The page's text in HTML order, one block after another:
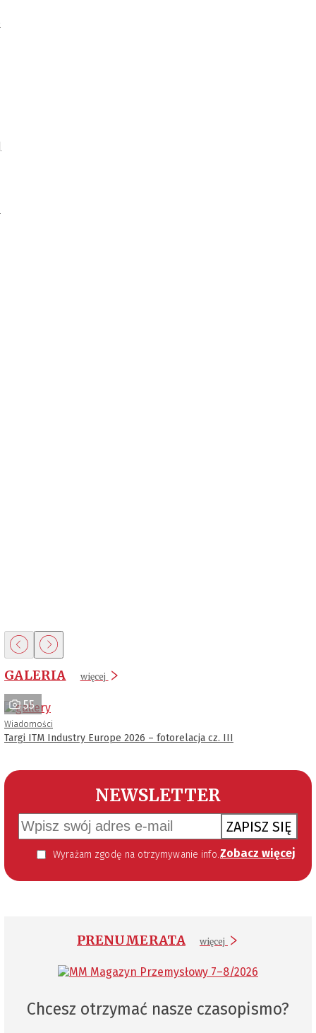
GALERIA więcej
55
Wiadomości
Targi ITM Industry Europe 2026 – fotorelacja cz. III
NEWSLETTER
ZAPISZ SIĘ
Wyrażam zgodę na otrzymywanie informacji handlowej kierowanej do mnie za pomocą środków komunikacji elektronicznej w szczególności poczty elektronicznej zgodnie z przepisem art. 10 ust 2 ustawy z dnia 18 lipca 2002 roku o świadczeniu usług drogą elektroniczną (Dz. U. 144 z 2002 r. poz. 1204). Zgoda jest dobrowolna, jednak jej wyrażenie jest konieczne, aby otrzymywać newsletter. Zobacz więcej
PRENUMERATA więcej
Chcesz otrzymać nasze czasopismo?